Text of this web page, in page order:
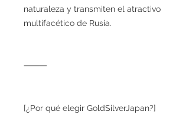
naturaleza y transmiten el atractivo
multifacético de Rusia.
⸻
[¿Por qué elegir GoldSilverJapan?]